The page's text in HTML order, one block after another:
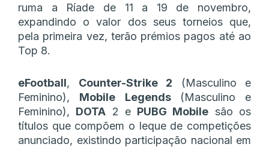
ruma a Ríade de 11 a 19 de novembro,
expandindo o valor dos seus torneios que,
pela primeira vez, terão prémios pagos até ao
Top 8.
eFootball, Counter-Strike 2 (Masculino e
Feminino), Mobile Legends(Masculino e
Feminino), DOTA 2 e PUBG Mobile são os
títulos que compõem o leque de competições
anunciado, existindo participação nacional em